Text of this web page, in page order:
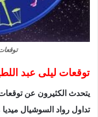
توقعات ليلى عبد
يتحدث الكثيرون عن
تداول رواد السوشيال